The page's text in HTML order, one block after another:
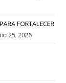
FORTALECER
25, 2026